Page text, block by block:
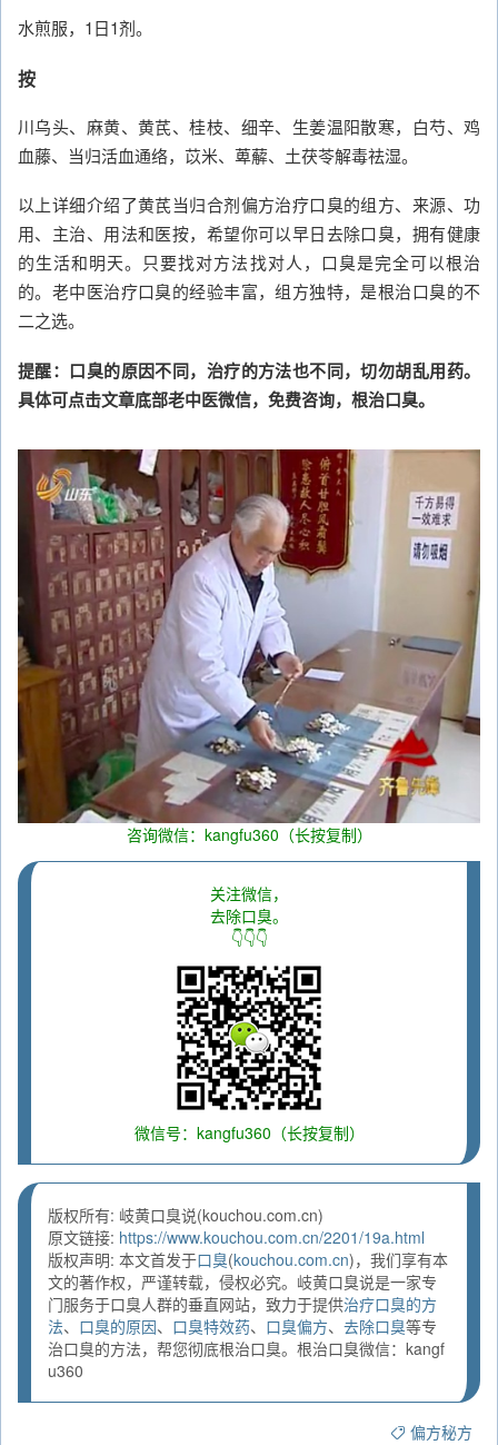
水煎服，1日1剂。
按
川乌头、麻黄、黄芪、桂枝、细辛、生姜温阳散寒，白芍、鸡
血藤、当归活血通络，苡米、萆薢、土茯苓解毒祛湿。
以上详细介绍了黄芪当归合剂偏方治疗口臭的组方、来源、功
用、主治、用法和医按，希望你可以早日去除口臭，拥有健康
的生活和明天。只要找对方法找对人，口臭是完全可以根治
的。老中医治疗口臭的经验丰富，组方独特，是根治口臭的不
二之选。
提醒：口臭的原因不同，治疗的方法也不同，切勿胡乱用药。
具体可点击文章底部老中医微信，免费咨询，根治口臭。
咨询微信：kangfu360（长按复制）
关注微信，
去除口臭。
👇👇👇
微信号：kangfu360（长按复制）
版权所有: 岐黄口臭说(kouchou.com.cn)
原文链接: https://www.kouchou.com.cn/2201/19a.html
版权声明: 本文首发于口臭(kouchou.com.cn)，我们享有本
文的著作权，严谨转载，侵权必究。岐黄口臭说是一家专
门服务于口臭人群的垂直网站，致力于提供治疗口臭的方
法、 口臭的原因、 口臭特效药、 口臭偏方、 去除口臭等专
治口臭的方法，帮您彻底根治口臭。根治口臭微信：kangf
u360
偏方秘方